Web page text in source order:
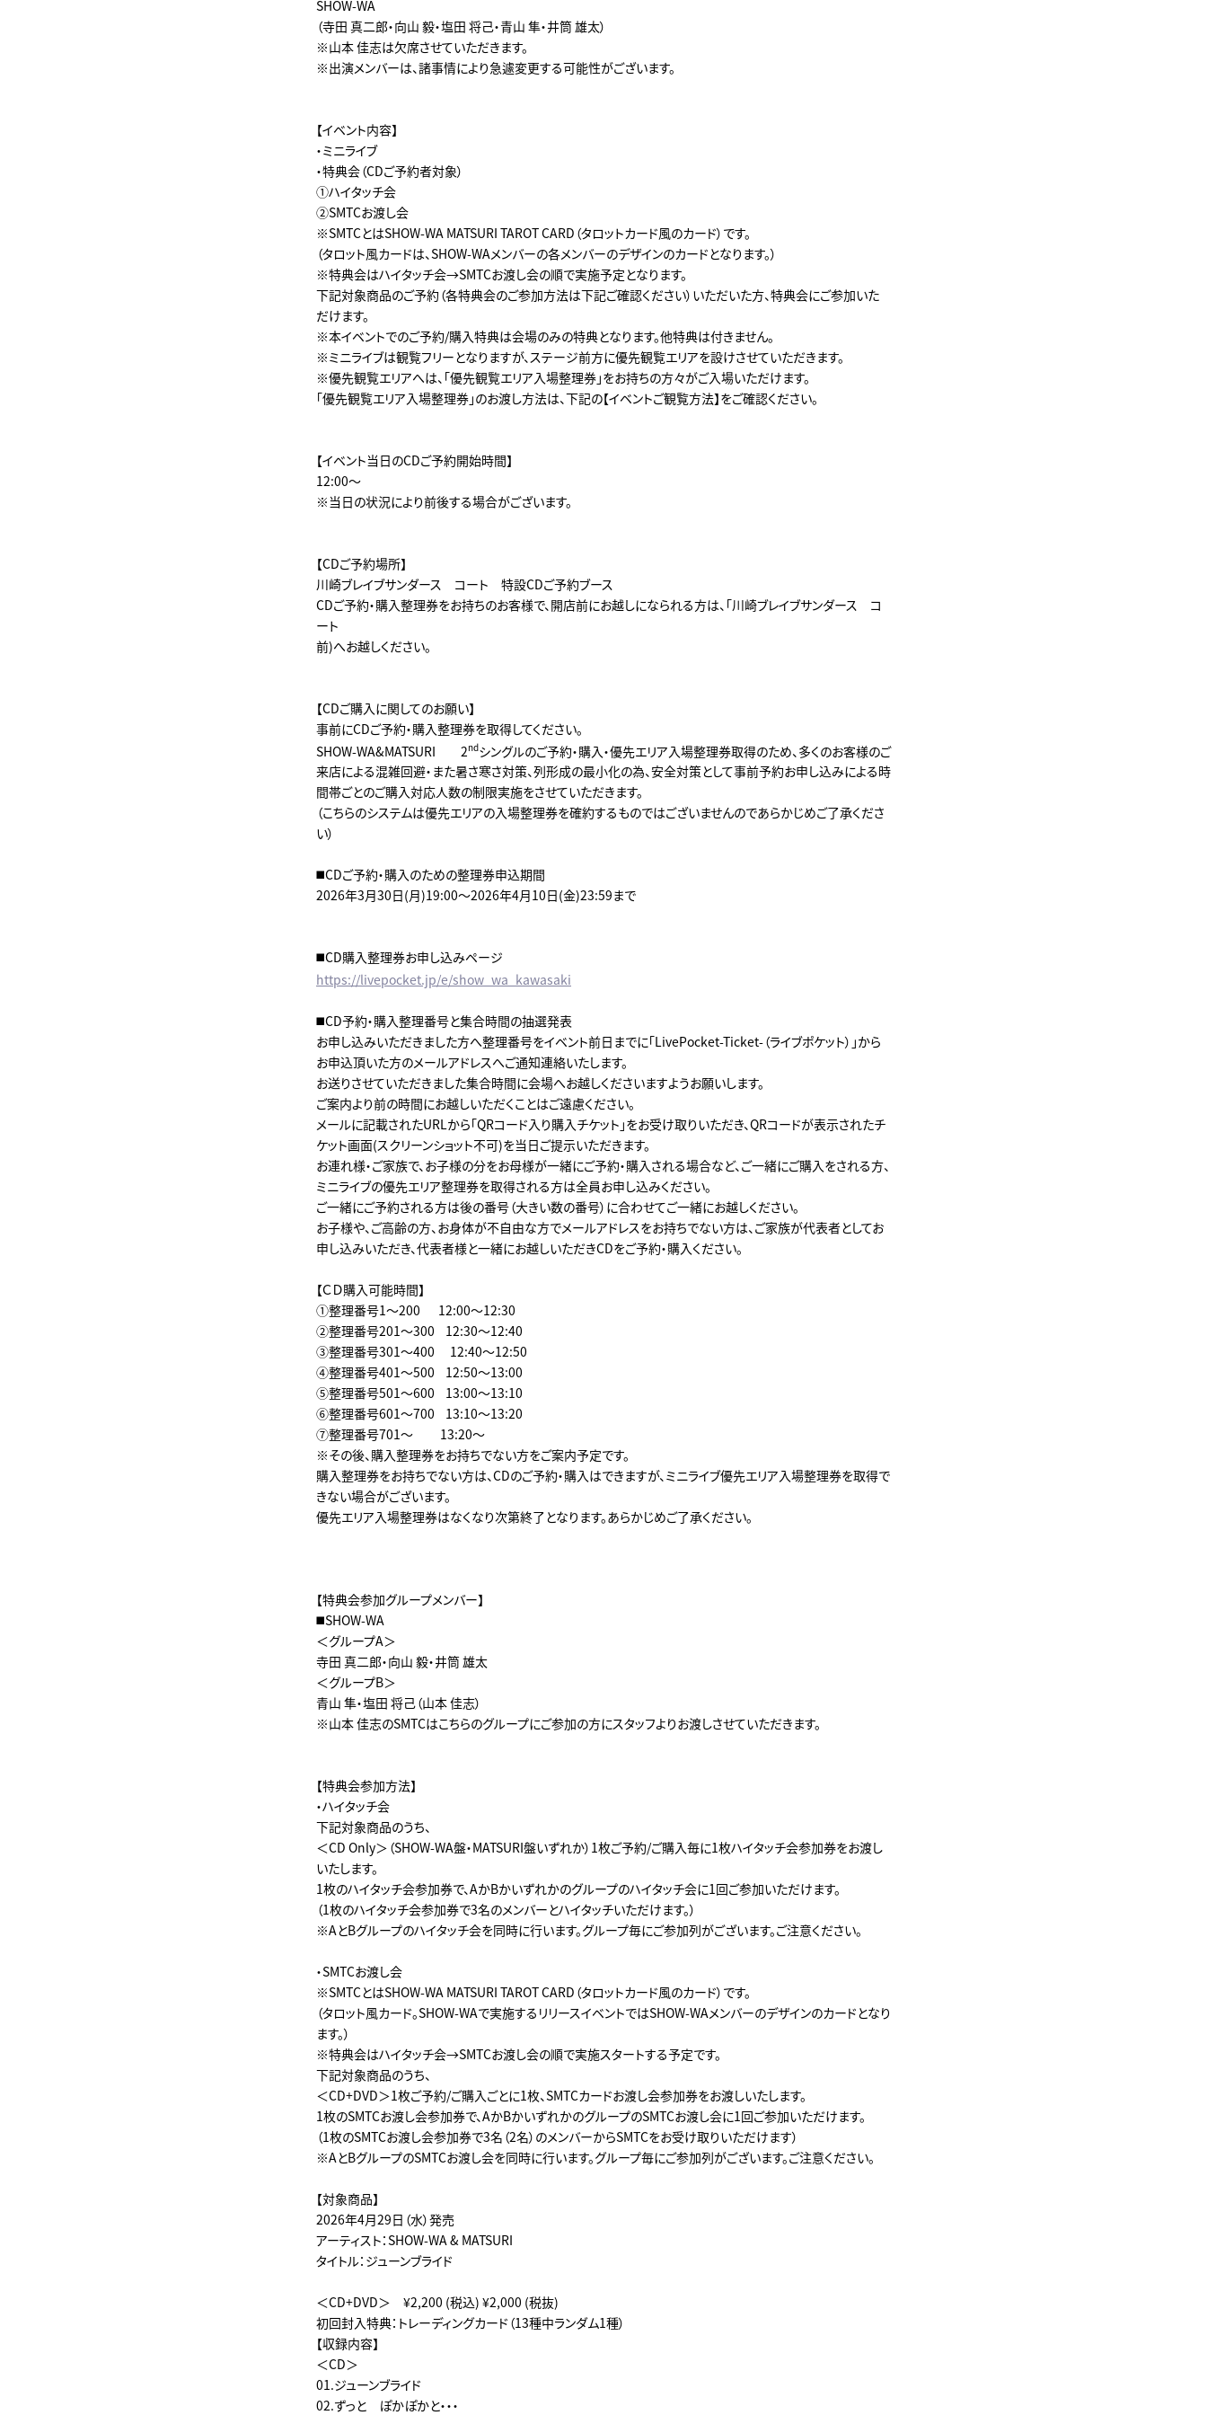
SHOW-WA
（寺田 真二郎・向山 毅・塩田 将己・青山 隼・井筒 雄太）
※山本 佳志は欠席させていただきます。
※出演メンバーは、諸事情により急遽変更する可能性がございます。
【イベント内容】
・ミニライブ
・特典会（CDご予約者対象）
①ハイタッチ会
②SMTCお渡し会
※SMTCとはSHOW-WA MATSURI TAROT CARD（タロットカード風のカード）です。
（タロット風カードは、SHOW-WAメンバーの各メンバーのデザインのカードとなります。）
※特典会はハイタッチ会→SMTCお渡し会の順で実施予定となります。
下記対象商品のご予約（各特典会のご参加方法は下記ご確認ください）いただいた方、特典会にご参加いた
だけます。
※本イベントでのご予約/購入特典は会場のみの特典となります。他特典は付きません。
※ミニライブは観覧フリーとなりますが、ステージ前方に優先観覧エリアを設けさせていただきます。
※優先観覧エリアへは、「優先観覧エリア入場整理券」をお持ちの方々がご入場いただけます。
「優先観覧エリア入場整理券」のお渡し方法は、下記の【イベントご観覧方法】をご確認ください。
【イベント当日のCDご予約開始時間】
12:00～
※当日の状況により前後する場合がございます。
【CDご予約場所】
川崎ブレイブサンダース コート 特設CDご予約ブース
CDご予約・購入整理券をお持ちのお客様で、開店前にお越しになられる方は、「川崎ブレイブサンダース コ
ート
前)へお越しください。
【CDご購入に関してのお願い】
事前にCDご予約・購入整理券を取得してください。
SHOW-WA&MATSURI 2ndシングルのご予約・購入・優先エリア入場整理券取得のため、多くのお客様のご
来店による混雑回避・また暑さ寒さ対策、列形成の最小化の為、安全対策として事前予約お申し込みによる時
間帯ごとのご購入対応人数の制限実施をさせていただきます。
（こちらのシステムは優先エリアの入場整理券を確約するものではございませんのであらかじめご了承くださ
い）
◼️CDご予約・購入のための整理券申込期間
2026年3月30日(月)19:00～2026年4月10日(金)23:59まで
◼️CD購入整理券お申し込みページ
https://livepocket.jp/e/show_wa_kawasaki
◼️CD予約・購入整理番号と集合時間の抽選発表
お申し込みいただきました方へ整理番号をイベント前日までに「LivePocket-Ticket-（ライブポケット）」から
お申込頂いた方のメールアドレスへご通知連絡いたします。
お送りさせていただきました集合時間に会場へお越しくださいますようお願いします。
ご案内より前の時間にお越しいただくことはご遠慮ください。
メールに記載されたURLから「QRコード入り購入チケット」をお受け取りいただき、QRコードが表示されたチ
ケット画面(スクリーンショット不可)を当日ご提示いただきます。
お連れ様・ご家族で、お子様の分をお母様が一緒にご予約・購入される場合など、ご一緒にご購入をされる方、
ミニライブの優先エリア整理券を取得される方は全員お申し込みください。
ご一緒にご予約される方は後の番号（大きい数の番号）に合わせてご一緒にお越しください。
お子様や、ご高齢の方、お身体が不自由な方でメールアドレスをお持ちでない方は、ご家族が代表者としてお
申し込みいただき、代表者様と一緒にお越しいただきCDをご予約・購入ください。
【ＣＤ購入可能時間】
①整理番号1～200 ︎ 12:00～12:30
②整理番号201～300 ︎ 12:30～12:40
③整理番号301～400 12:40～12:50
④整理番号401～500 ︎ 12:50～13:00
⑤整理番号501～600 ︎ 13:00～13:10
⑥整理番号601～700 ︎ 13:10～13:20
⑦整理番号701～ ︎ 13:20～
※その後、購入整理券をお持ちでない方をご案内予定です。
購入整理券をお持ちでない方は、CDのご予約・購入はできますが、ミニライブ優先エリア入場整理券を取得で
きない場合がございます。
優先エリア入場整理券はなくなり次第終了となります。あらかじめご了承ください。
【特典会参加グループメンバー】
◼️SHOW-WA
＜グループA＞
寺田 真二郎・向山 毅・井筒 雄太
＜グループB＞
青山 隼・塩田 将己（山本 佳志）
※山本 佳志のSMTCはこちらのグループにご参加の方にスタッフよりお渡しさせていただきます。
【特典会参加方法】
・ハイタッチ会
下記対象商品のうち、
＜CD Only＞（SHOW-WA盤・MATSURI盤いずれか）1枚ご予約/ご購入毎に1枚ハイタッチ会参加券をお渡し
いたします。
1枚のハイタッチ会参加券で、AかBかいずれかのグループのハイタッチ会に1回ご参加いただけます。
（1枚のハイタッチ会参加券で3名のメンバーとハイタッチいただけます。）
※AとBグループのハイタッチ会を同時に行います。グループ毎にご参加列がございます。ご注意ください。
・SMTCお渡し会
※SMTCとはSHOW-WA MATSURI TAROT CARD（タロットカード風のカード）です。
（タロット風カード。SHOW-WAで実施するリリースイベントではSHOW-WAメンバーのデザインのカードとなり
ます。）
※特典会はハイタッチ会→SMTCお渡し会の順で実施スタートする予定です。
下記対象商品のうち、
＜CD+DVD＞1枚ご予約/ご購入ごとに1枚、SMTCカードお渡し会参加券をお渡しいたします。
1枚のSMTCお渡し会参加券で、AかBかいずれかのグループのSMTCお渡し会に1回ご参加いただけます。
（1枚のSMTCお渡し会参加券で3名（2名）のメンバーからSMTCをお受け取りいただけます）
※AとBグループのSMTCお渡し会を同時に行います。グループ毎にご参加列がございます。ご注意ください。
【対象商品】
2026年4月29日（水）発売
アーティスト：SHOW-WA & MATSURI
タイトル：ジューンブライド
＜CD+DVD＞ ¥2,200 (税込) ¥2,000 (税抜)
初回封入特典：トレーディングカード（13種中ランダム1種）
【収録内容】
＜CD＞
01.ジューンブライド
02.ずっと ぽかぽかと・・・